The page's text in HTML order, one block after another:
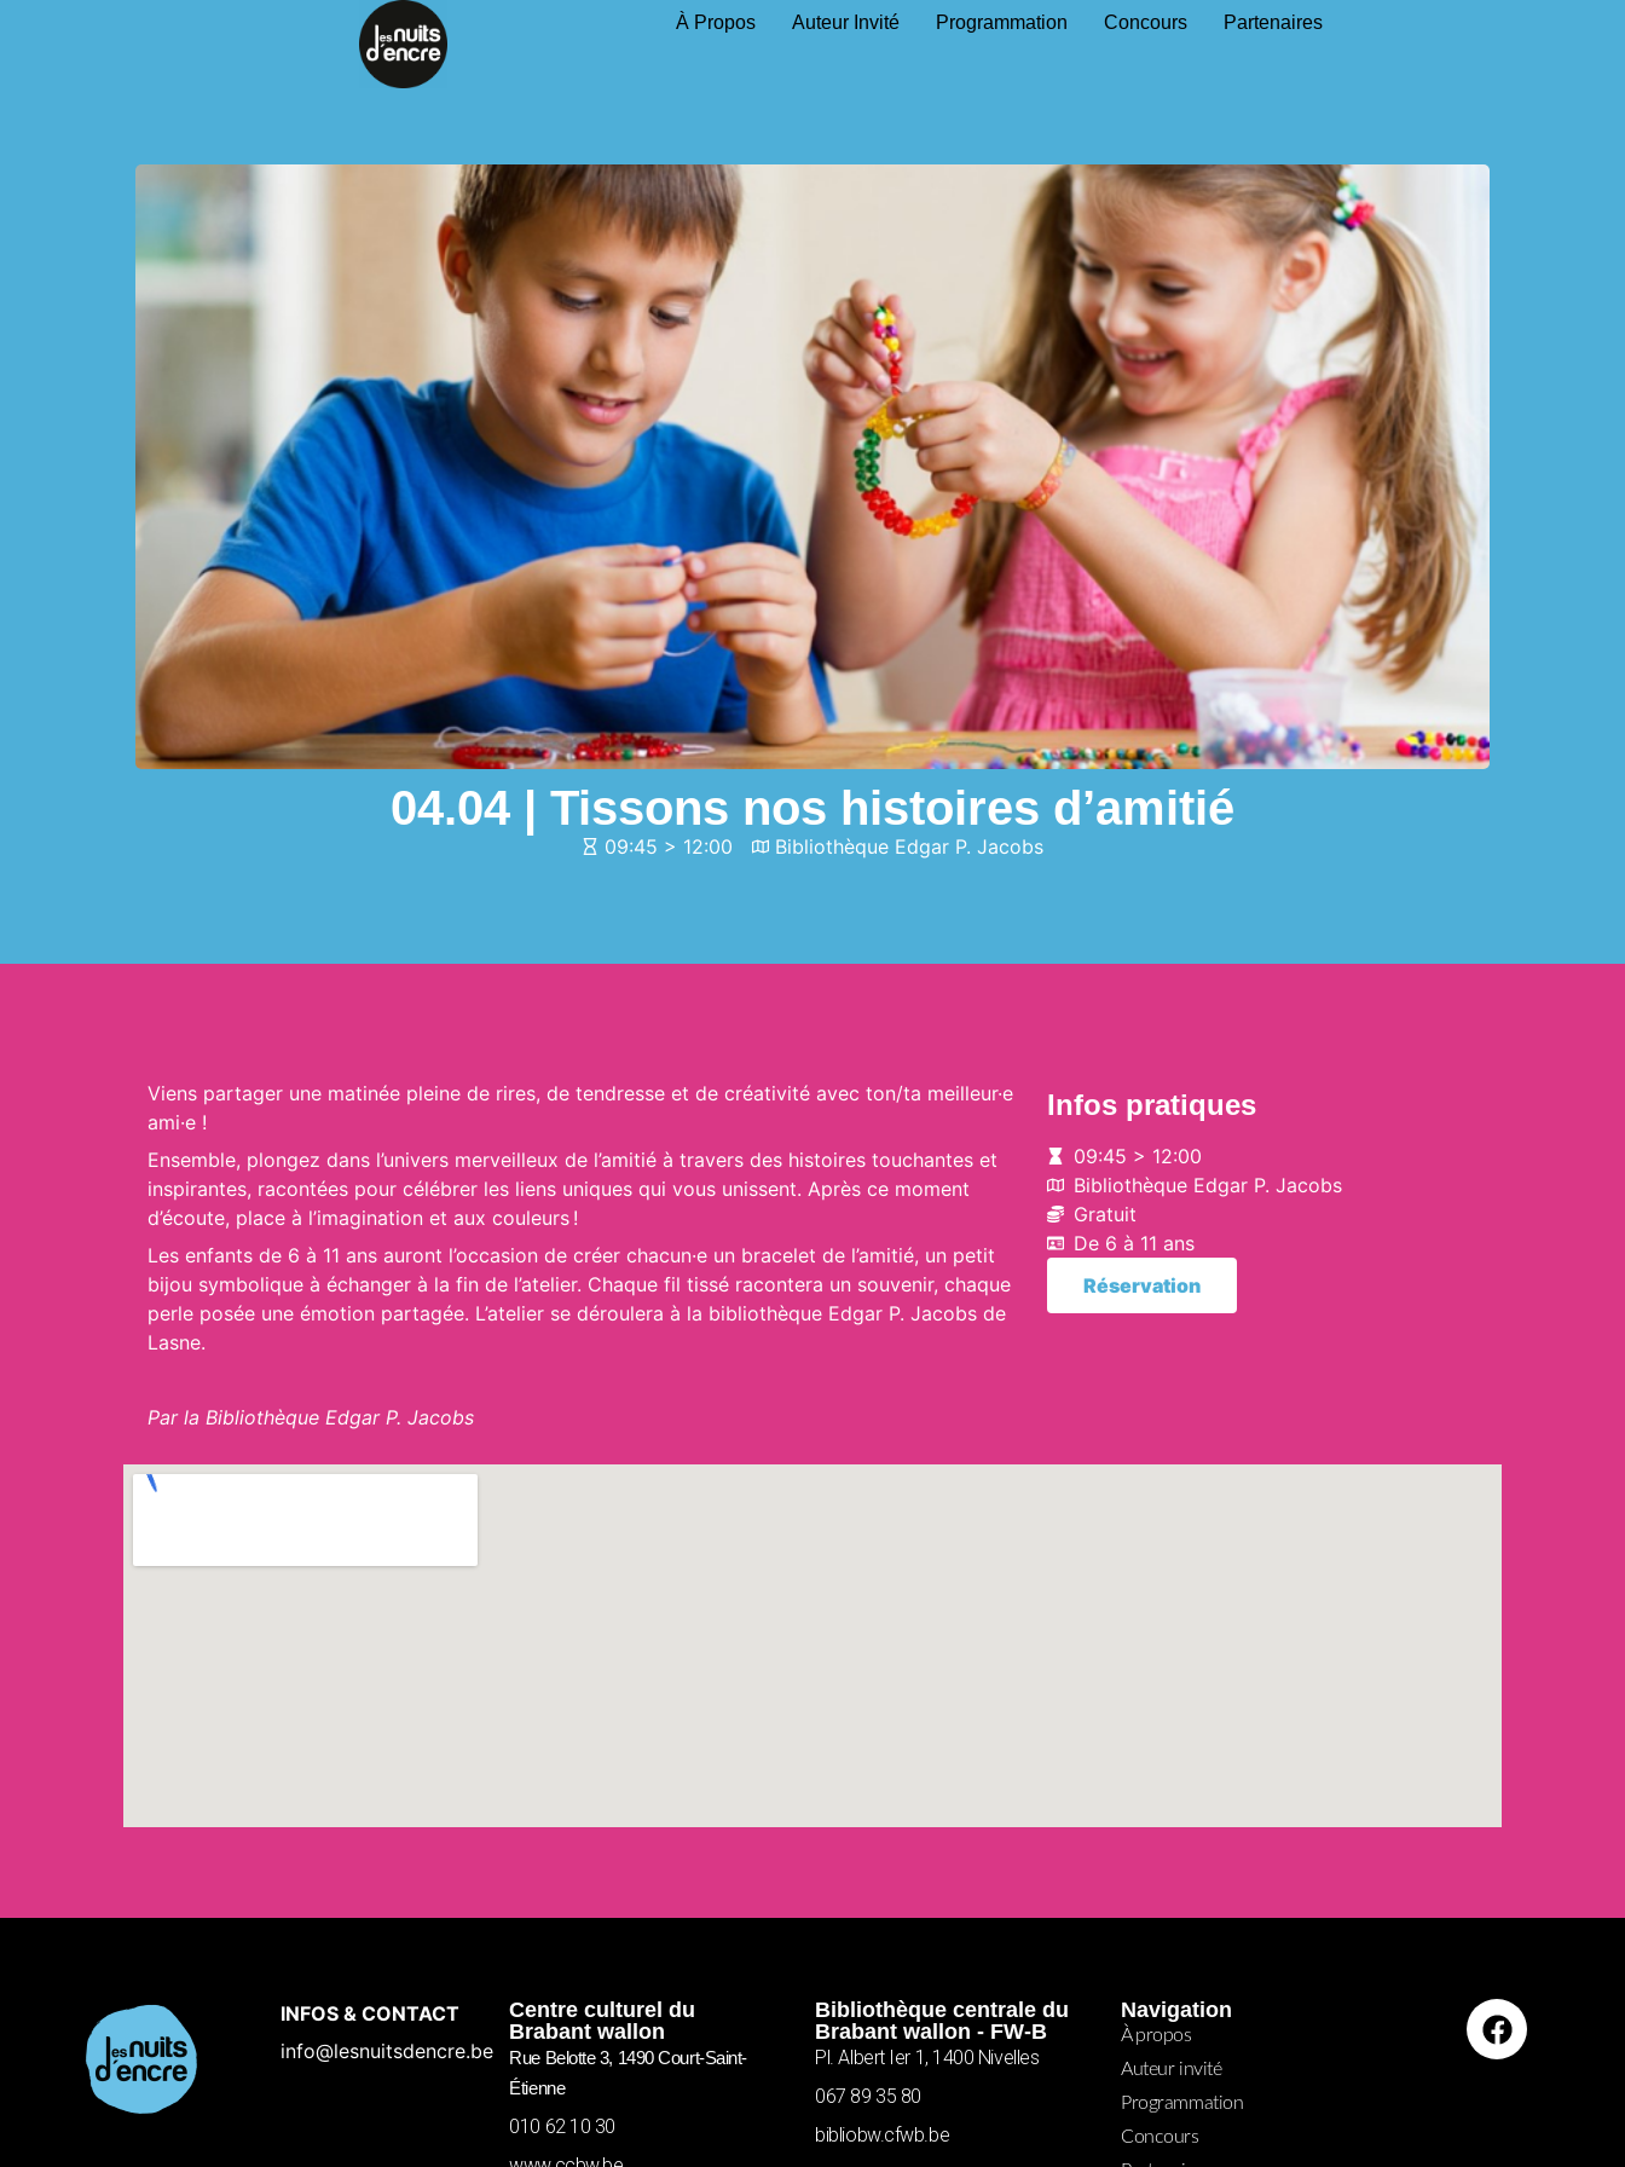
À Propos Auteur Invité Programmation Concours Partenaires
04.04 | Tissons nos histoires d’amitié
09:45 > 12:00 Bibliothèque Edgar P. Jacobs
Viens partager une matinée pleine de rires, de tendresse et de créativité avec ton/ta meilleur·e
ami·e !
Ensemble, plongez dans l’univers merveilleux de l’amitié à travers des histoires touchantes et
inspirantes, racontées pour célébrer les liens uniques qui vous unissent. Après ce moment
d’écoute, place à l’imagination et aux couleurs !
Les enfants de 6 à 11 ans auront l’occasion de créer chacun·e un bracelet de l’amitié, un petit
bijou symbolique à échanger à la fin de l’atelier. Chaque fil tissé racontera un souvenir, chaque
perle posée une émotion partagée. L’atelier se déroulera à la bibliothèque Edgar P. Jacobs de
Lasne.
Par la Bibliothèque Edgar P. Jacobs
Infos pratiques
09:45 > 12:00
Bibliothèque Edgar P. Jacobs
Gratuit
De 6 à 11 ans
Réservation
INFOS & CONTACT
info@lesnuitsdencre.be
Centre culturel du
Brabant wallon
Rue Belotte 3, 1490 Court-Saint-
Étienne
010 62 10 30
Bibliothèque centrale du
Brabant wallon - FW-B
Pl. Albert Ier 1, 1400 Nivelles
067 89 35 80
bibliobw.cfwb.be
Navigation
À propos
Auteur invité
Programmation
Concours